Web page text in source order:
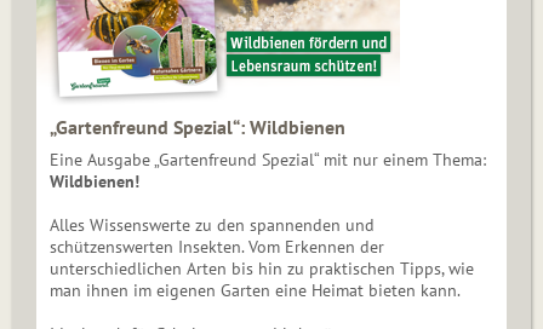
„Gartenfreund Spezial“: Wildbienen
Eine Ausgabe „Gartenfreund Spezial“ mit nur einem Thema:
Wildbienen!
Alles Wissenswerte zu den spannenden und
schützenswerten Insekten. Vom Erkennen der
unterschiedlichen Arten bis hin zu praktischen Tipps, wie
man ihnen im eigenen Garten eine Heimat bieten kann.